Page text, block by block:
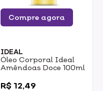
Compre agora
IDEAL
Óleo Corporal Ideal
Amêndoas Doce 100ml
R$ 12,49